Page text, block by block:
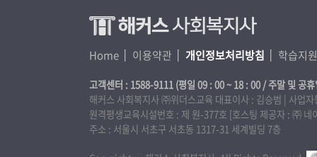
Home 이용약관 개인정보처리방침 학습지
고객센터 : 1588-9111 (평일 09 : 00 ~ 18 : 00 / 주말 및
해커스 사회복지사 ㈜위더스교육 대표이사 : 김승범 | 사
원격평생교육시설번호 : 제 원-377호 [호스팅 제공자 : ㈜ 네
주소 : 서울시 서초구 서초동 1317-31 세계빌딩 7층